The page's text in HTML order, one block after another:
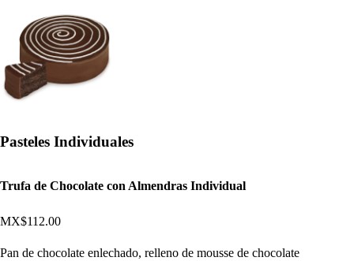
Pasteles Individuales
Trufa de Chocolate con Almendras Individual
MX$112.00
Pan de chocolate enlechado, relleno de mousse de chocolate